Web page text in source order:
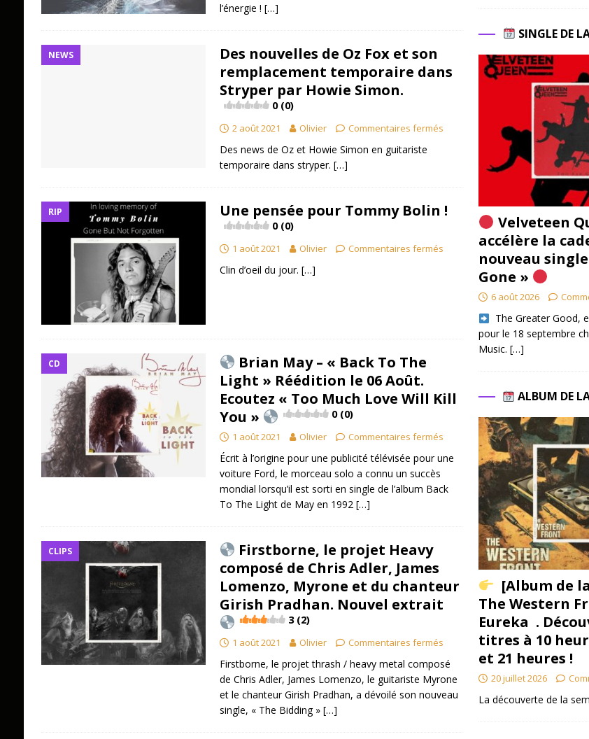
l’énergie ! […]
NEWS
Des nouvelles de Oz Fox et son
remplacement temporaire dans
Stryper par Howie Simon.
0 (0)
2 août 2021 Olivier Commentaires fermés
Des news de Oz et Howie Simon en guitariste
temporaire dans stryper. […]
RIP Une pensée pour Tommy Bolin !
0 (0)
1 août 2021 Olivier Commentaires fermés
Clin d’oeil du jour. […]
CD
Brian May – « Back To The
Light » Réédition le 06 Août.
Ecoutez « Too Much Love Will Kill
You »
0 (0)
1 août 2021 Olivier Commentaires fermés
Écrit à l’origine pour une publicité télévisée pour une
voiture Ford, le morceau solo a connu un succès
mondial lorsqu’il est sorti en single de l’album Back
To The Light de May en 1992 […]
CLIPS
Firstborne, le projet Heavy
composé de Chris Adler, James
Lomenzo, Myrone et du chanteur
Girish Pradhan. Nouvel extrait
3 (2)
1 août 2021 Olivier Commentaires fermés
Firstborne, le projet thrash / heavy metal composé
de Chris Adler, James Lomenzo, le guitariste Myrone
et le chanteur Girish Pradhan, a dévoilé son nouveau
single, « The Bidding » […]
SINGLE DE
Velveteen
accélère la
nouveau
Gone »
6 août 2026
The Greater Good,
pour le 18 septembre
Music. […]
ALBUM DE
[Album de
The Western
Eureka .
titres à 10
et 21 heures !
20 juillet 2026
La découverte de la